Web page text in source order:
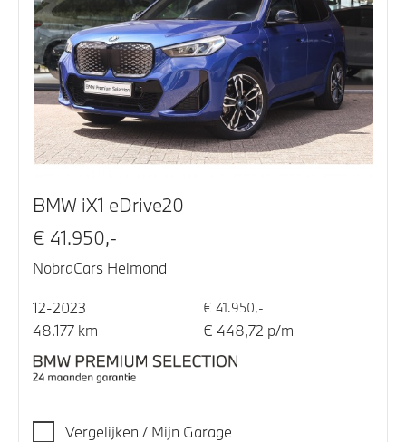
BMW iX1 eDrive20
€ 41.950,-
NobraCars Helmond
12-2023 € 41.950,-
48.177 km € 448,72 p/m
Vergelijken / Mijn Garage